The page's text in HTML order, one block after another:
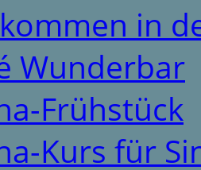
in
Wunderbar
Frühstück
Kurs für